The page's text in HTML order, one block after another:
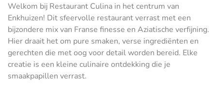
Welkom bij Restaurant Culina in het centrum van
Enkhuizen! Dit sfeervolle restaurant verrast met een
bijzondere mix van Franse finesse en Aziatische verfijning.
Hier draait het om pure smaken, verse ingrediënten en
gerechten die met oog voor detail worden bereid. Elke
creatie is een kleine culinaire ontdekking die je
smaakpapillen verrast.